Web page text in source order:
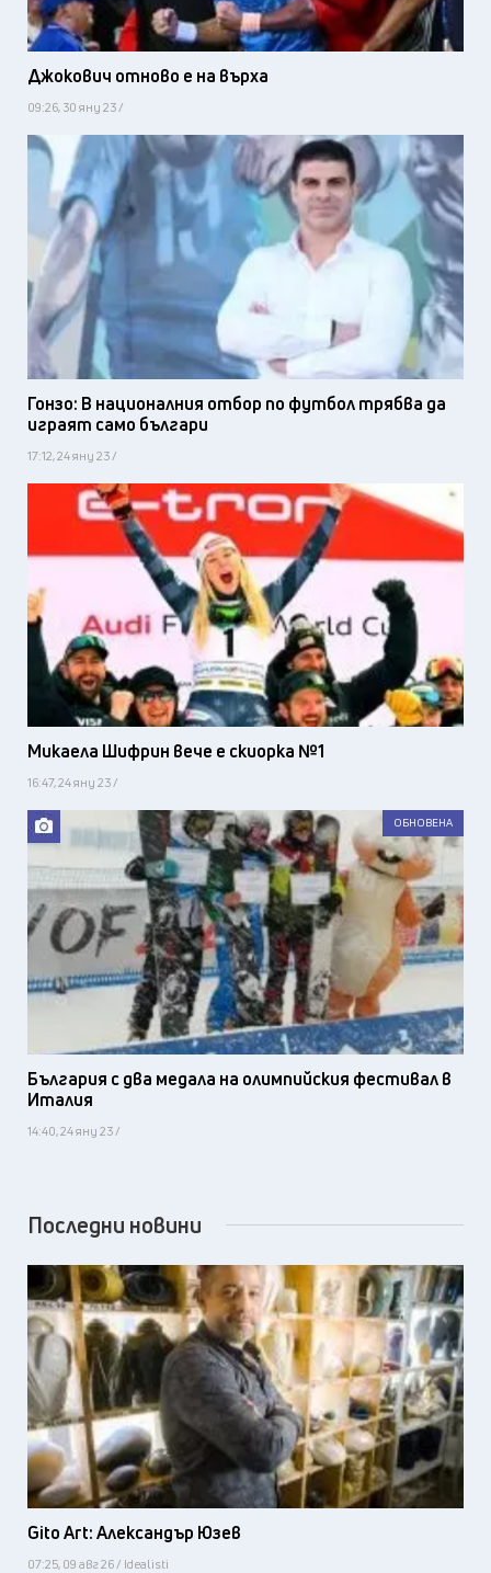
Джокович отново е на върха
09:26, 30 яну 23 /
Гонзо: В националния отбор по футбол трябва да
играят само българи
17:12, 24 яну 23 /
Микаела Шифрин вече е скиорка №1
16:47, 24 яну 23 /
ОБНОВЕНА
България с два медала на олимпийския фестивал в
Италия
14:40, 24 яну 23 /
Последни новини
Gito Art: Александър Юзев
07:25, 09 авг 26 / Idealisti